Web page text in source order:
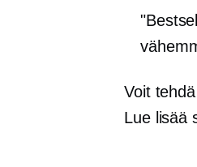
Voit
Lue lisää